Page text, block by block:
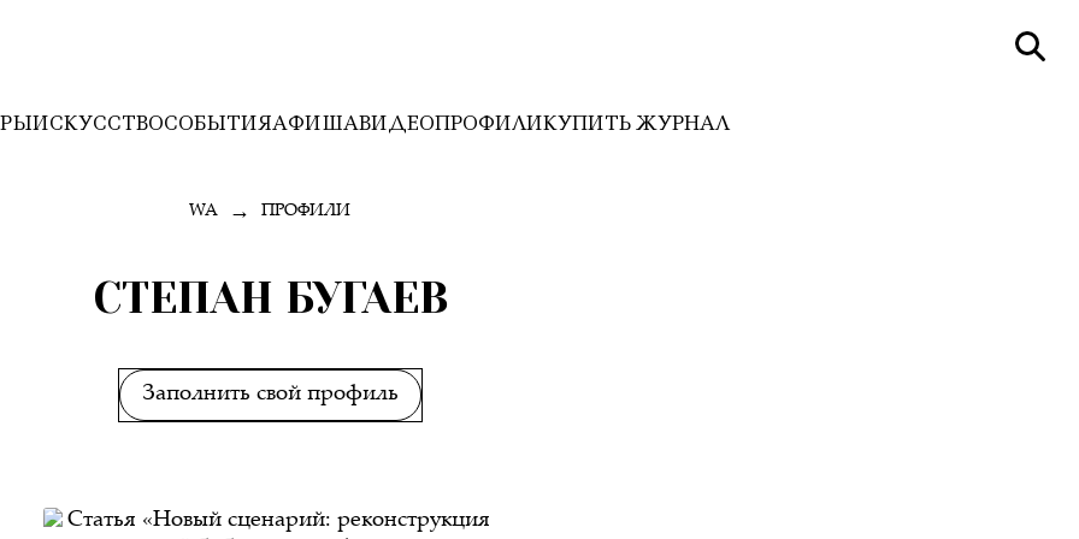
ИСКУССТВОСОБЫТИЯАФИШАВИДЕОПРОФИЛИКУПИТЬ ЖУРНАЛ
WA → ПРОФИЛИ
СТЕПАН БУГАЕВ
Заполнить свой профиль